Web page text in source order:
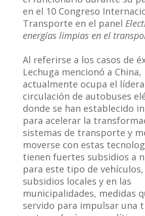
en el 10 Congreso
Transporte en el panel
energías limpias en el
Al referirse a los casos de
Lechuga mencionó a China,
actualmente ocupa el
circulación de autobuses
donde se han establecido
para acelerar la
sistemas de transporte y
moverse con estas
tienen fuertes subsidios a
para este tipo de
subsidios locales y en las
municipalidades, medidas
servido para impulsar una